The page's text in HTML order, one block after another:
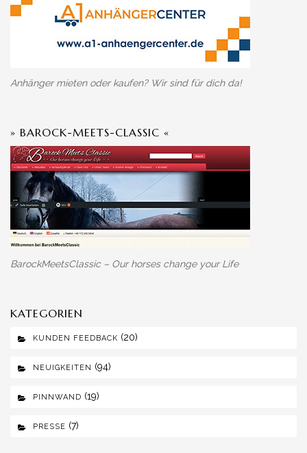
Anhänger mieten oder kaufen? Wir sind für dich da!
» BAROCK-MEETS-CLASSIC «
BarockMeetsClassic – Our horses change your Life
KATEGORIEN
KUNDEN FEEDBACK (20)
NEUIGKEITEN (94)
PINNWAND (19)
PRESSE (7)